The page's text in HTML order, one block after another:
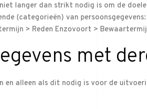
langer dan strikt nodig is om de
(categorieën) van
> Reden Enzovoort >
met
alleen als dit nodig is voor de